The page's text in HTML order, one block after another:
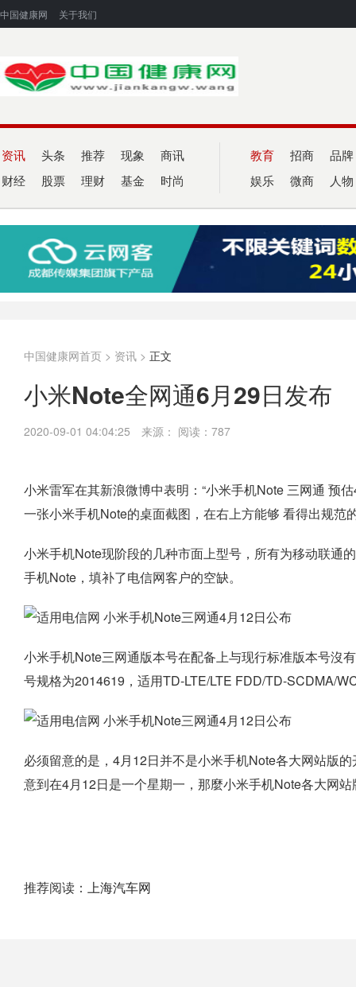
中国健康网 关于我们
资讯 头条 推荐 现象 商讯
财经 股票 理财 基金 时尚
教育 招商 品牌
娱乐 微商 人物
中国健康网首页 > 资讯 > 正文
小米Note全网通6月29日发布
2020-09-01 04:04:25 来源： 阅读：787
小米雷军在其新浪微博中表明：“小米手机Note 三网通 预
一张小米手机Note的桌面截图，在右上方能够 看得出规范
小米手机Note现阶段的几种市面上型号，所有为移动联通
手机Note，填补了电信网客户的空缺。
小米手机Note三网通版本号在配备上与现行标准版本号沒
号规格为2014619，适用TD-LTE/LTE FDD/TD-SCDMA/
必须留意的是，4月12日并不是小米手机Note各大网站版
意到在4月12日是一个星期一，那麼小米手机Note各大网
推荐阅读： 上海汽车网